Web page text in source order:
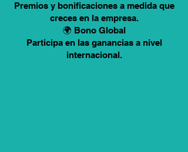
Premios y bonificaciones a medida que
creces en la empresa.
🌍 Bono Global
Participa en las ganancias a nivel
internacional.